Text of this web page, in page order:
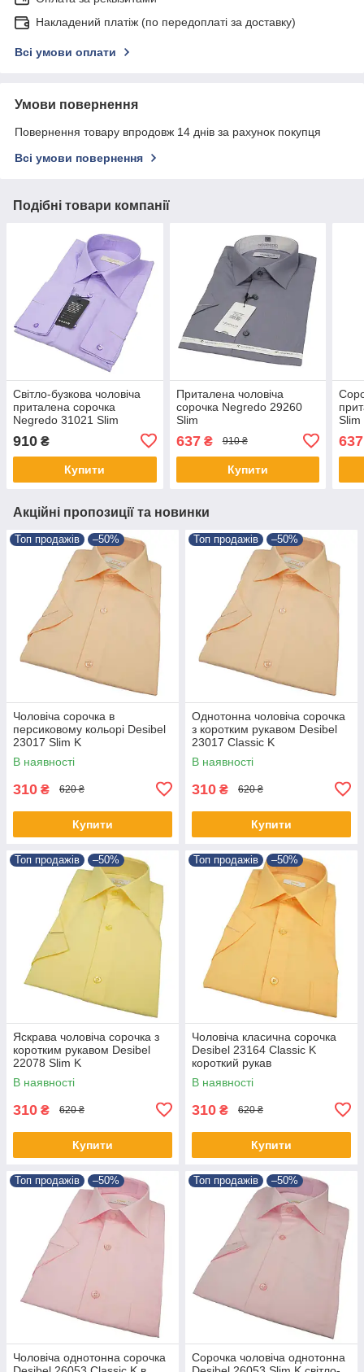
Накладений платіж (по передоплаті за доставку)
Всі умови оплати
Умови повернення
Повернення товару впродовж 14 днів за рахунок покупця
Всі умови повернення
Подібні товари компанії
Світло-бузкова чоловіча
приталена сорочка
Negredo 31021 Slim
910 ₴
Купити
Приталена чоловіча
сорочка Negredo 29260
Slim
637₴ 910 ₴
Купити
Slim
637
Акційні пропозиції та новинки
Топ продажів –50%
Чоловіча сорочка в
персиковому кольорі Desibel
23017 Slim K
В наявності
310 ₴ 620 ₴
Купити
Топ продажів –50%
Однотонна чоловіча сорочка
з коротким рукавом Desibel
23017 Classic K
В наявності
310 ₴ 620 ₴
Купити
Топ продажів –50%
Яскрава чоловіча сорочка з
коротким рукавом Desibel
22078 Slim K
В наявності
310 ₴ 620 ₴
Купити
Топ продажів –50%
Чоловіча класична сорочка
Desibel 23164 Classic K
короткий рукав
В наявності
310 ₴ 620 ₴
Купити
Топ продажів –50%
Чоловіча однотонна сорочка
Топ продажів –50%
Сорочка чоловіча однотонна